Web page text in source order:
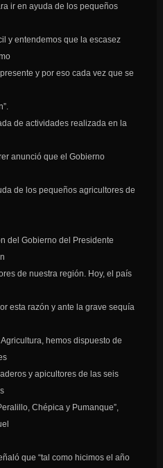
ir en ayuda de los pequeños
y entendemos que la escasez
y por eso cada vez que se
de actividades realizada en la
anunció que el Gobierno
de los pequeños agricultores de
del Gobierno del Presidente
de nuestra región. Hoy, el país
esta razón y ante la grave sequía
hemos dispuesto de
y apicultores de las seis
Chépica y Pumanque”,
que “tal como hicimos el año